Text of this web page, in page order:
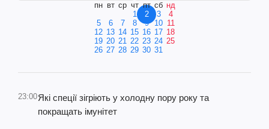
пн вт ср чт пт сб нд
1
2 3
4
5
6 7 8 9 10 11
12 13 14 15 16 17 18
19 20 21 22 23 24 25
26 27 28 29 30 31
23:00Які спеції зігріють у холодну пору року та
покращать імунітет